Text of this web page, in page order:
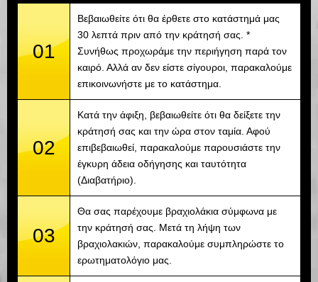
01
Βεβαιωθείτε ότι θα έρθετε στο κατάστημά μας
30 λεπτά πριν από την κράτησή σας. *
Συνήθως προχωράμε την περιήγηση παρά τον
καιρό. Αλλά αν δεν είστε σίγουροι, παρακαλούμε
επικοινωνήστε με το κατάστημα.
02
Κατά την άφιξη, βεβαιωθείτε ότι θα δείξετε την
κράτησή σας και την ώρα στον ταμία. Αφού
επιβεβαιωθεί, παρακαλούμε παρουσιάστε την
έγκυρη άδεια οδήγησης και ταυτότητα
(Διαβατήριο).
03
Θα σας παρέχουμε βραχιολάκια σύμφωνα με
την κράτησή σας. Μετά τη λήψη των
βραχιολακιών, παρακαλούμε συμπληρώστε το
ερωτηματολόγιο μας.